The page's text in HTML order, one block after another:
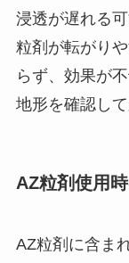
浸透が遅れる
粒剤が転がり
らず、効果が
地形を確認し
AZ粒剤使用
AZ粒剤に含ま